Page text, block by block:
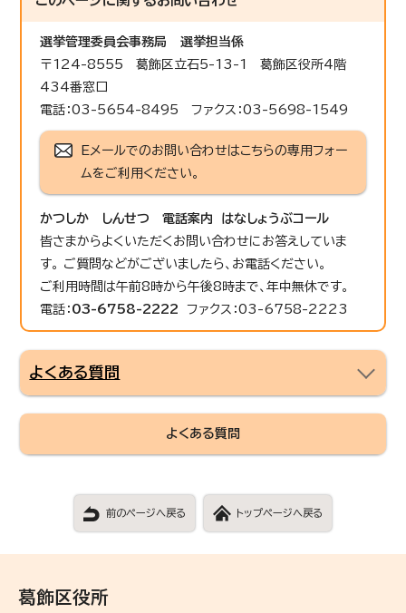
選挙管理委員会事務局
選挙担当係
〒124-8555 葛飾区立石5-13-1 葛飾区役所4階
434番窓口
電話：03-5654-8495 ファクス：03-5698-1549
Eメールでのお問い合わせはこちらの専用フォー
ムをご利用ください。
かつしか しんせつ 電話案内 はなしょうぶコール
皆さまからよくいただくお問い合わせにお答えしていま
す。 ご質問などがございましたら、お電話ください。
ご利用時間は午前8時から午後8時まで、年中無休です。
電話： 03-6758-2222 ファクス：03-6758-2223
よくある質問
よくある質問
前のページへ戻る トップページへ戻る
葛飾区役所